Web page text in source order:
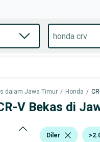
dalam Jawa Timur / Honda /
V Bekas di
Diler